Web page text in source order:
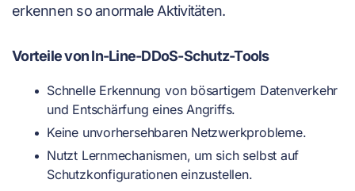
erkennen so anormale Aktivitäten.
Vorteile von In-Line-DDoS-Schutz-Tools
Schnelle Erkennung von bösartigem Datenverkehr
und Entschärfung eines Angriffs.
Keine unvorhersehbaren Netzwerkprobleme.
Nutzt Lernmechanismen, um sich selbst auf
Schutzkonfigurationen einzustellen.